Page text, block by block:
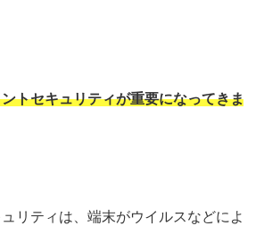
トセキュリティが重要になってきま
リティは、端末がウイルスなどによ